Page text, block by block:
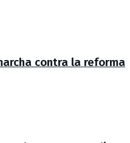
contra la reforma